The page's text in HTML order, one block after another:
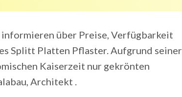
informieren über Preise, Verfügbarkeit
Splitt Platten Pflaster. Aufgrund seiner
Kaiserzeit nur gekrönten
Architekt .